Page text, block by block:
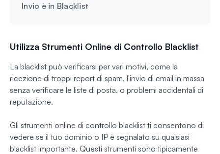
Invio è in Blacklist
Utilizza Strumenti Online di Controllo Blacklist
La blacklist può verificarsi per vari motivi, come la
ricezione di troppi report di spam, l'invio di email in massa
senza verificare le liste di posta, o problemi accidentali di
reputazione.
Gli strumenti online di controllo blacklist ti consentono di
vedere se il tuo dominio o IP è segnalato su qualsiasi
blacklist importante. Questi strumenti sono tipicamente